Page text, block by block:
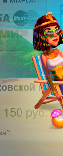
150 pуб.